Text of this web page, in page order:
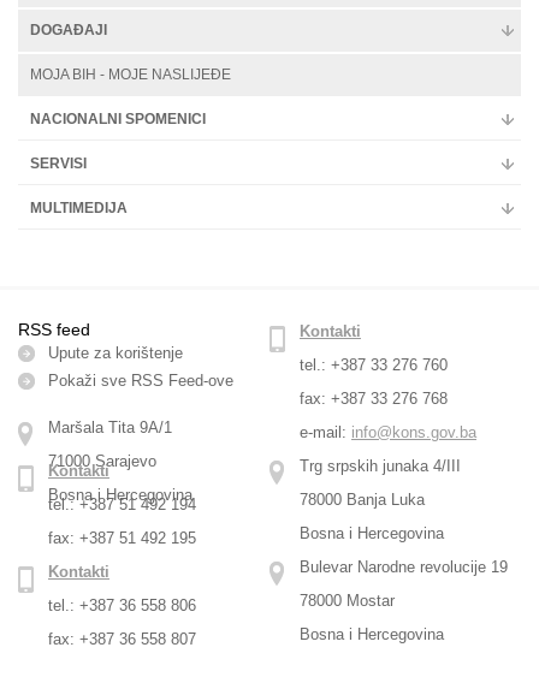
DOGAĐAJI
MOJA BIH - MOJE NASLIJEĐE
NACIONALNI SPOMENICI
SERVISI
MULTIMEDIJA
RSS feed
Upute za korištenje
Pokaži sve RSS Feed-оve
Maršala Tita 9A/1
71000 Sarajevo
Bosna i Hercegovina
Kontakti
tel.: +387 33 276 760
fax: +387 33 276 768
e-mail: info@kons.gov.ba
Trg srpskih junaka 4/III
78000 Banja Luka
Bosna i Hercegovina
Kontakti
tel.: +387 51 492 194
fax: +387 51 492 195
Bulevar Narodne revolucije 19
78000 Mostar
Bosna i Hercegovina
Kontakti
tel.: +387 36 558 806
fax: +387 36 558 807